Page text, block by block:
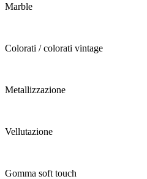
Marble
Colorati / colorati vintage
Metallizzazione
Vellutazione
Gomma soft touch